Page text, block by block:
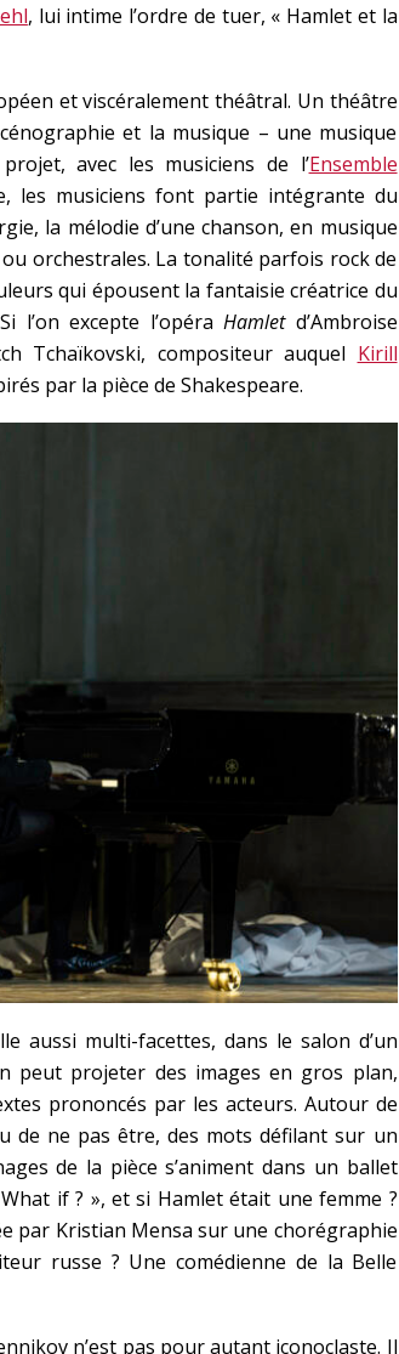
, lui intime l’ordre de tuer, « Hamlet et la
et viscéralement théâtral. Un théâtre
et la musique – une musique
avec les musiciens de l’Ensemble
les musiciens font partie intégrante du
la mélodie d’une chanson, en musique
orchestrales. La tonalité parfois rock de
qui épousent la fantaisie créatrice du
l’on excepte l’opéraHamletd’Ambroise
Tchaïkovski, compositeur auquel Kirill
par la pièce de Shakespeare.
aussi multi-facettes, dans le salon d’un
peut projeter des images en gros plan,
prononcés par les acteurs. Autour de
de ne pas être, des mots défilant sur un
de la pièce s’animent dans un ballet
if ? », et si Hamlet était une femme ?
par Kristian Mensa sur une chorégraphie
russe ? Une comédienne de la Belle
n’est pas pour autant iconoclaste. Il